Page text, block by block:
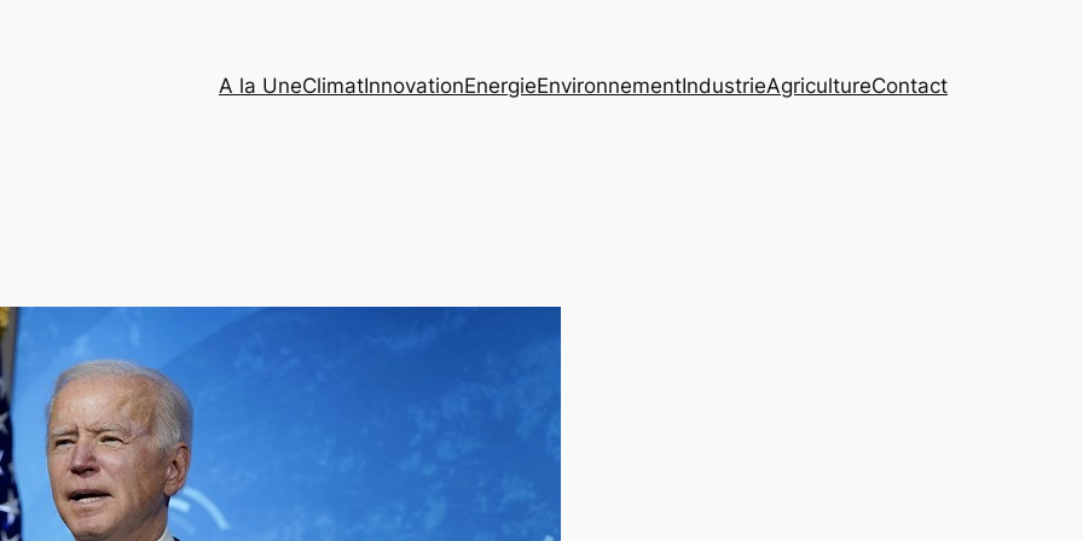
A la UneClimatInnovationEnergieEnvironnementIndustrieAgricultureContact